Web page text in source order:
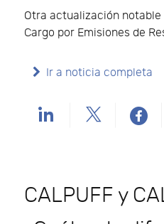
Otra actualización
Cargo por Emisiones de
Ir a noticia completa
CALPUFF y